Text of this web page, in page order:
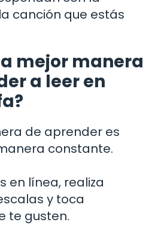
canción que estás
mejor manera
a leer en
de aprender es
constante.
en línea, realiza
y toca
te gusten.